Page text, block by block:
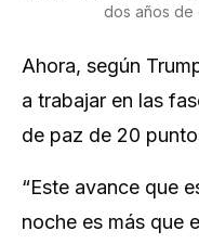
dos años de
Ahora, según
a trabajar en las
de paz de 20
“Este avance que
noche es más que